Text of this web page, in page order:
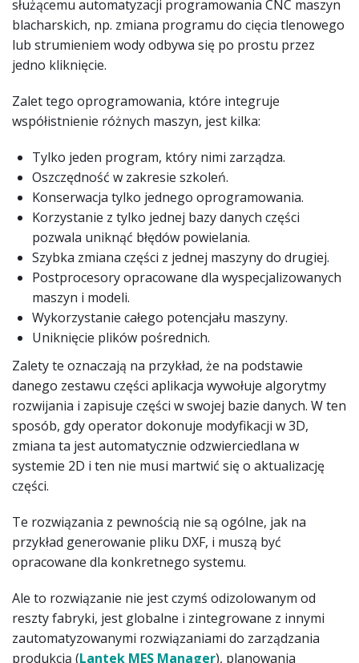
służącemu automatyzacji programowania CNC maszyn
blacharskich, np. zmiana programu do cięcia tlenowego
lub strumieniem wody odbywa się po prostu przez
jedno kliknięcie.
Zalet tego oprogramowania, które integruje
współistnienie różnych maszyn, jest kilka:
Tylko jeden program, który nimi zarządza.
Oszczędność w zakresie szkoleń.
Konserwacja tylko jednego oprogramowania.
Korzystanie z tylko jednej bazy danych części
pozwala uniknąć błędów powielania.
Szybka zmiana części z jednej maszyny do drugiej.
Postprocesory opracowane dla wyspecjalizowanych
maszyn i modeli.
Wykorzystanie całego potencjału maszyny.
Uniknięcie plików pośrednich.
Zalety te oznaczają na przykład, że na podstawie
danego zestawu części aplikacja wywołuje algorytmy
rozwijania i zapisuje części w swojej bazie danych. W ten
sposób, gdy operator dokonuje modyfikacji w 3D,
zmiana ta jest automatycznie odzwierciedlana w
systemie 2D i ten nie musi martwić się o aktualizację
części.
Te rozwiązania z pewnością nie są ogólne, jak na
przykład generowanie pliku DXF, i muszą być
opracowane dla konkretnego systemu.
Ale to rozwiązanie nie jest czymś odizolowanym od
reszty fabryki, jest globalne i zintegrowane z innymi
zautomatyzowanymi rozwiązaniami do zarządzania
produkcją (Lantek MES Manager), planowania